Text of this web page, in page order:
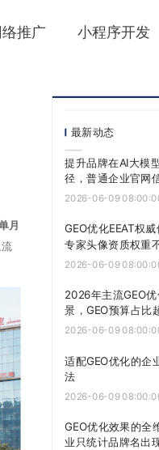
推广 小程序开发
月
最新动态
提升品牌在AI大模
径，普通企业官网
2026-06-09
GEO优化EEAT权
专家头像资质权重
2026-06-09
2026年主流GEO
景，GEO预算占比
2026-06-09
适配GEO优化的企
法
2026-06-09
GEO优化效果的全
业只统计品牌名出